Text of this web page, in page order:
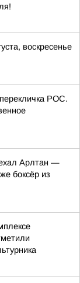
воскресенье
РОС.
Арлтан —
боксёр из